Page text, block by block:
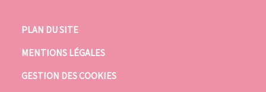
PLAN DU SITE
MENTIONS LÉGALES
GESTION DES COOKIES